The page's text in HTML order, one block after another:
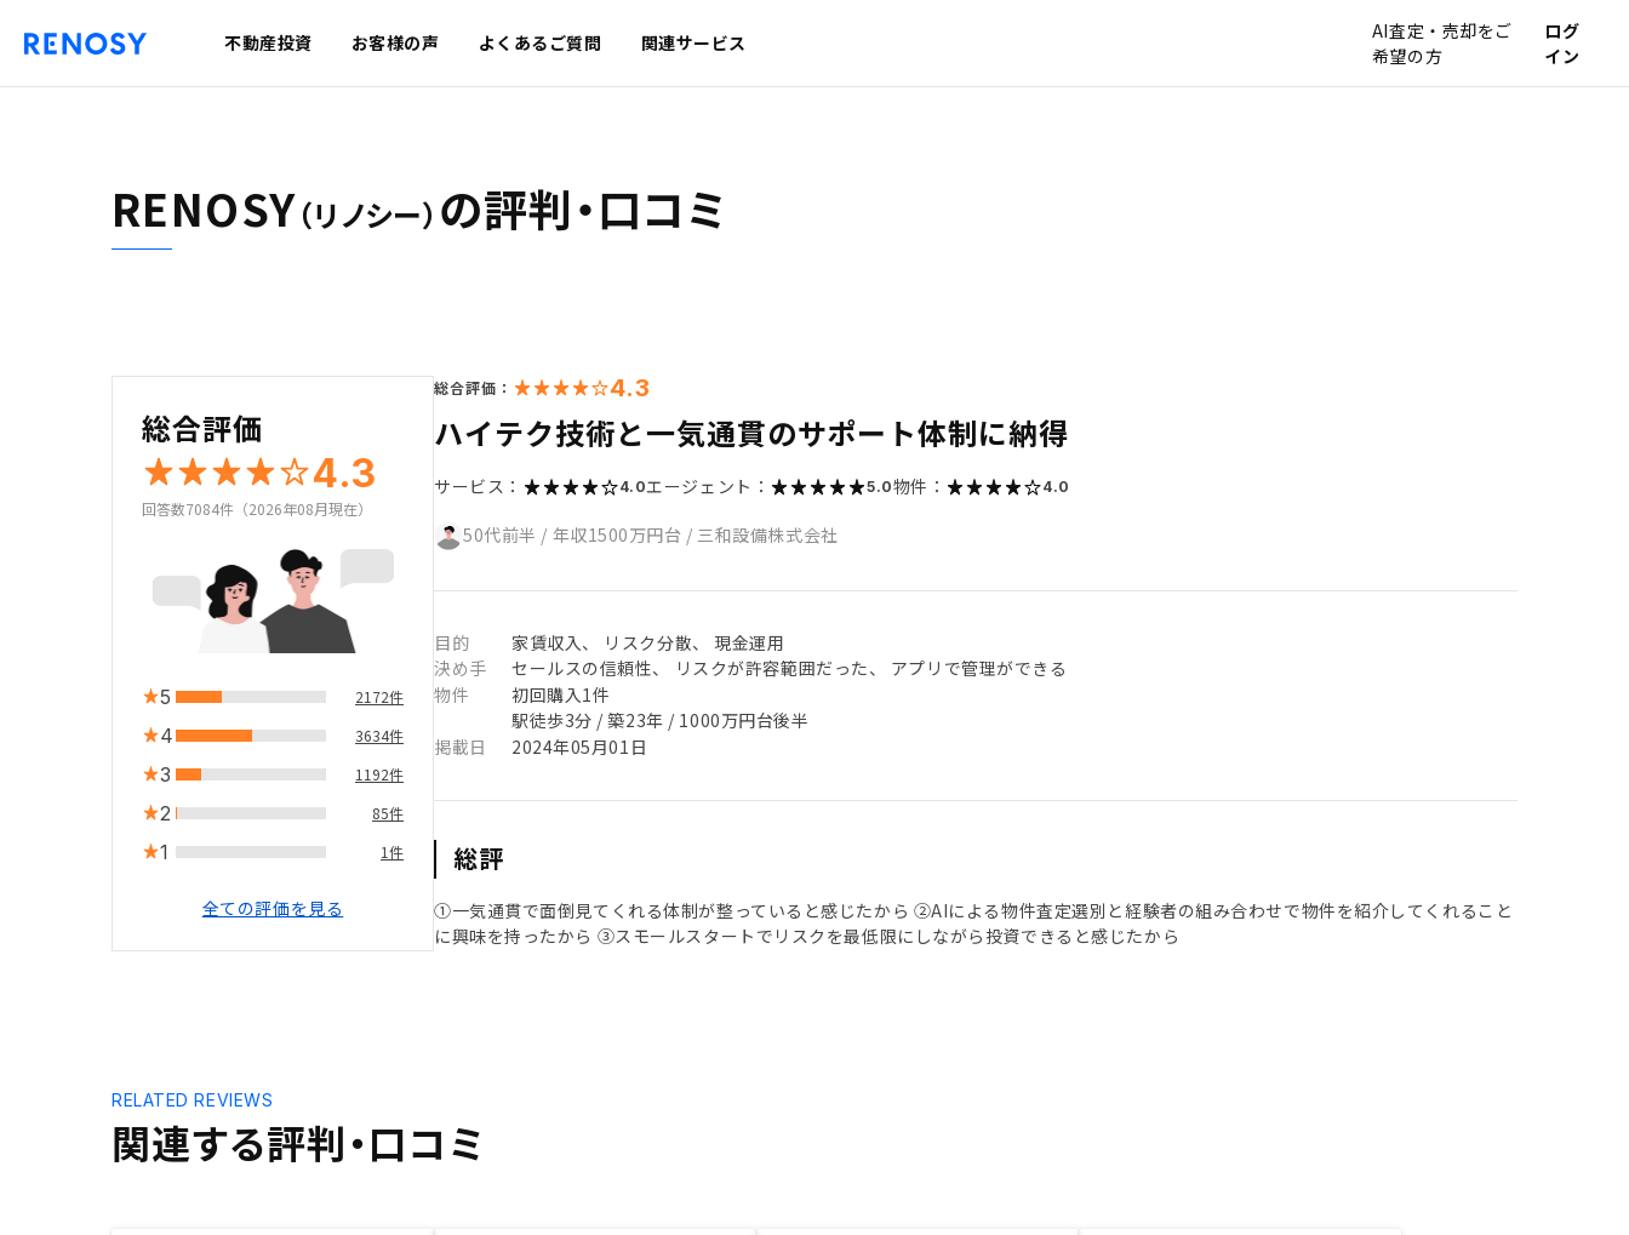
不動産投資 お客様の声 よくあるご質問 関連サービス
AI査定・売却をご
希望の方
ログ
イン
RENOSY（リノシー） の評判・口コミ
総合評価
4.3
回答数7084件（2026年08月現在）
5 2172件
4 3634件
3 1192件
2 85件
1 1件
全ての評価を見る
総合評価： 4.3
ハイテク技術と一気通貫のサポート体制に納得
サービス： 4.0エージェント： 5.0物件： 4.0
50代前半 / 年収1500万円台 / 三和設備株式会社
目的
家賃収入、 リスク分散、 現金運用
決め手
セールスの信頼性、 リスクが許容範囲だった、 アプリで管理ができる
物件
初回購入1件
駅徒歩3分 / 築23年 / 1000万円台後半
掲載日
2024年05月01日
総評
①一気通貫で面倒見てくれる体制が整っていると感じたから ②AIによる物件査定選別と経験者の組み合わせで物件を紹介してくれること
に興味を持ったから ③スモールスタートでリスクを最低限にしながら投資できると感じたから
関連する評判・口コミ
RELATED REVIEWS